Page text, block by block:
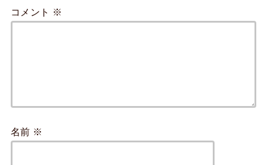
コメント ※
名前 ※